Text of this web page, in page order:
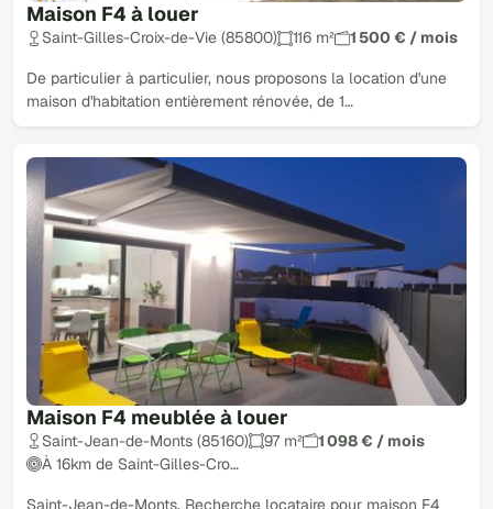
Maison F4 à louer
Saint-Gilles-Croix-de-Vie (85800) 116 m² 1 500 € / mois
De particulier à particulier, nous proposons la location d'une
maison d'habitation entièrement rénovée, de 1…
Maison F4 meublée à louer
Saint-Jean-de-Monts (85160) 97 m²
1 098 € / mois
À 16km de Saint-Gilles-Cro…
Saint-Jean-de-Monts. Recherche locataire pour maison F4